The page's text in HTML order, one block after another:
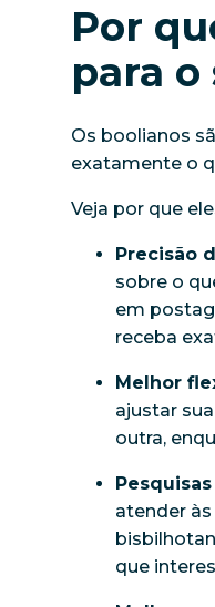
Por
para
Os boolianos
exatamente o
Veja por que
Precisão
sobre o
em
receba
Melhor
ajustar
outra,
atender
que